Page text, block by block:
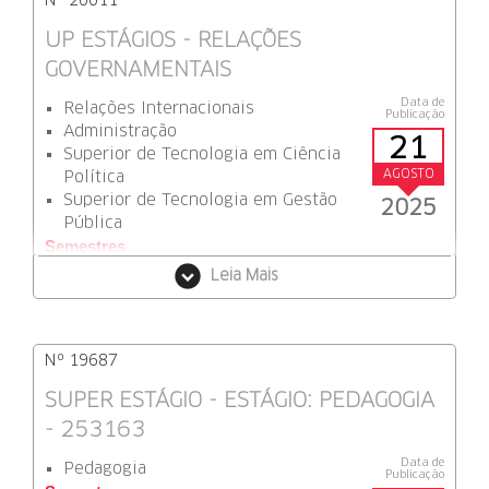
UP ESTÁGIOS - RELAÇÕES
GOVERNAMENTAIS
Data de
Publicação
21
AGOSTO
2025
Relações Internacionais
Administração
Superior de Tecnologia em Ciência
Política
Superior de Tecnologia em Gestão
Pública
Semestres
Tipo de Vaga
Função
Atividade
: Apoiar na pesquisa e análise de legislações, elaborar
relatórios e apresentações sobre temas relevantes,
Leia Mais
Nº 19687
SUPER ESTÁGIO - ESTÁGIO: PEDAGOGIA
- 253163
Data de
Publicação
Pedagogia